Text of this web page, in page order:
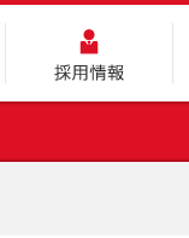
採用情報